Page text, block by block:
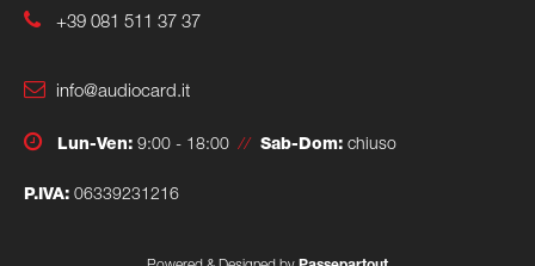
+39 081 511 37 37
info@audiocard.it
Lun-Ven: 9:00 - 18:00// Sab-Dom: chiuso
P.IVA: 06339231216